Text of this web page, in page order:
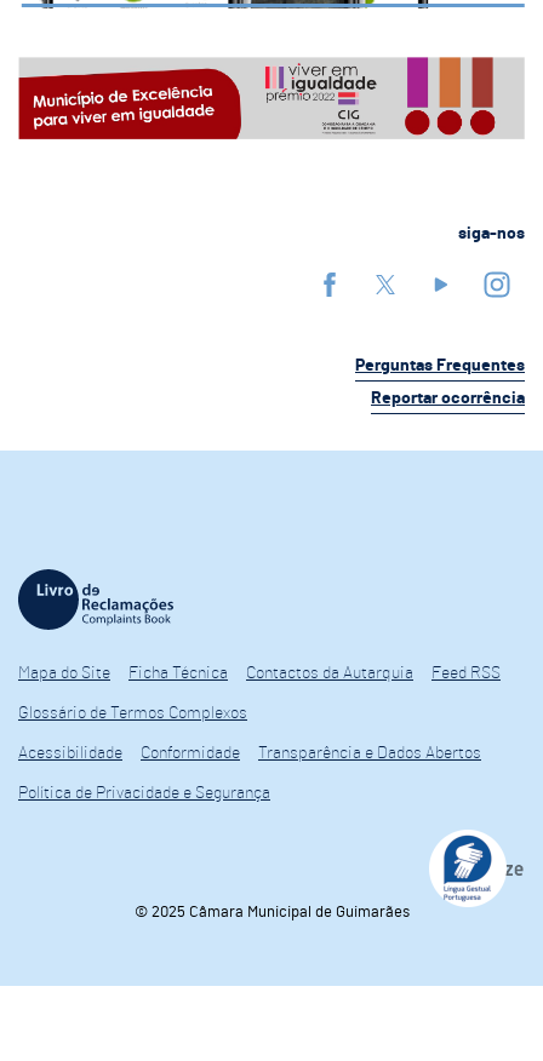
siga-nos
Perguntas Frequentes
Reportar ocorrência
Mapa do Site Ficha Técnica Contactos da Autarquia Feed RSS
Glossário de Termos Complexos
Acessibilidade Conformidade Transparência e Dados Abertos
Política de Privacidade e Segurança
© 2025 Câmara Municipal de Guimarães